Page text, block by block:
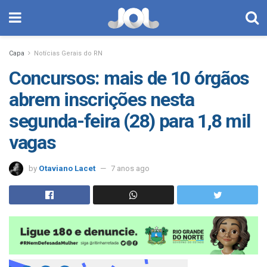
Capa Notícias Gerais do RN
Concursos: mais de 10 órgãos
abrem inscrições nesta
segunda-feira (28) para 1,8 mil
vagas
by Otaviano Lacet 7 anos ago